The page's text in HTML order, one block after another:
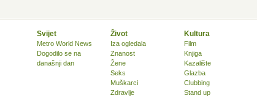
Svijet
Metro World News
Dogodilo se na
današnji dan
Život
Iza ogledala
Znanost
Žene
Seks
Muškarci
Zdravlje
Kultura
Film
Knjiga
Kazalište
Glazba
Clubbing
Stand up